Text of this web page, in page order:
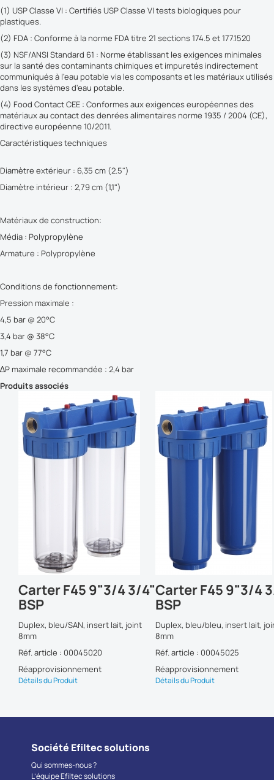
(1) USP Classe VI : Certifiés USP Classe VI tests biologiques pour
plastiques.
(2) FDA : Conforme à la norme FDA titre 21 sections 174.5 et 177.1520
(3) NSF/ANSI Standard 61 : Norme établissant les exigences minimales
sur la santé des contaminants chimiques et impuretés indirectement
communiqués à l'eau potable via les composants et les matériaux utilisés
dans les systèmes d'eau potable.
(4) Food Contact CEE : Conformes aux exigences européennes des
matériaux au contact des denrées alimentaires norme 1935 / 2004 (CE),
directive européenne 10/2011.
Caractéristiques techniques
Diamètre extérieur : 6,35 cm (2.5")
Diamètre intérieur : 2,79 cm (1,1")
Matériaux de construction:
Média : Polypropylène
Armature : Polypropylène
Conditions de fonctionnement:
Pression maximale :
4,5 bar @ 20°C
3,4 bar @ 38°C
1,7 bar @ 77°C
∆P maximale recommandée : 2,4 bar
Produits associés
Carter F45 9"3/4 3/4"
BSP
Duplex, bleu/SAN, insert lait, joint
8mm
Réf. article : 00045020
Réapprovisionnement
Détails du Produit
Carter F45 9"3/4 3/
BSP
Duplex, bleu/bleu, insert lait, joint
8mm
Réf. article : 00045025
Réapprovisionnement
Détails du Produit
Société Efiltec solutions
Qui sommes-nous ?
L’équipe Efiltec solutions